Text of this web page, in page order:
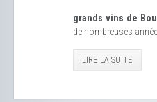
grands vins de
de nombreuses
LIRE LA SUITE